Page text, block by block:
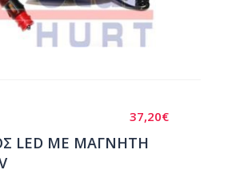
37,20€
LED ΜΕ ΜΑΓΝΗΤΗ